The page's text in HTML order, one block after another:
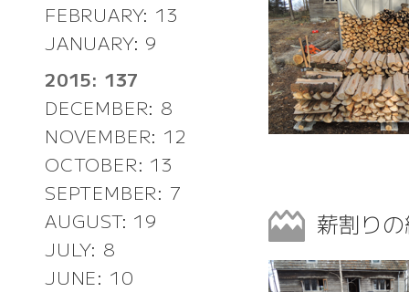
FEBRUARY: 13
JANUARY: 9
2015: 137
DECEMBER: 8
NOVEMBER: 12
OCTOBER: 13
SEPTEMBER: 7
AUGUST: 19
JULY: 8
JUNE: 10
薪割り